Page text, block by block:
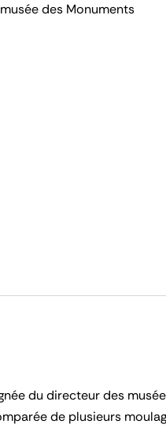
des Monuments
du directeur des
de plusieurs